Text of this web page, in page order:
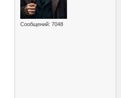
Сообщений: 7048